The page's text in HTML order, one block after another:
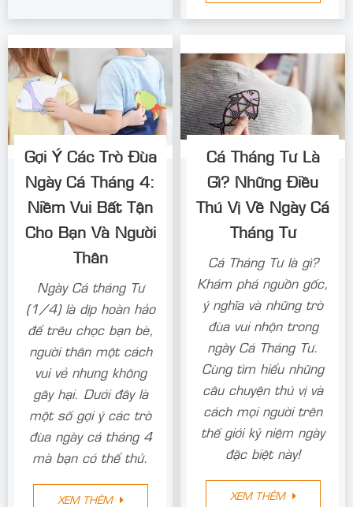
Gợi Ý Các Trò Đùa
Ngày Cá Tháng 4:
Niềm Vui Bất Tận
Cho Bạn Và Người
Thân
Ngày Cá tháng Tư
(1/4) là dịp hoàn hảo
để trêu chọc bạn bè,
người thân một cách
vui vẻ nhưng không
gây hại. Dưới đây là
một số gợi ý các trò
đùa ngày cá tháng 4
mà bạn có thể thử.
XEM THÊM
Cá Tháng Tư Là
Gì? Những Điều
Thú Vị Về Ngày Cá
Tháng Tư
Cá Tháng Tư là gì?
Khám phá nguồn gốc,
ý nghĩa và những trò
đùa vui nhộn trong
ngày Cá Tháng Tư.
Cùng tìm hiểu những
câu chuyện thú vị và
cách mọi người trên
thế giới kỷ niệm ngày
đặc biệt này!
XEM THÊM